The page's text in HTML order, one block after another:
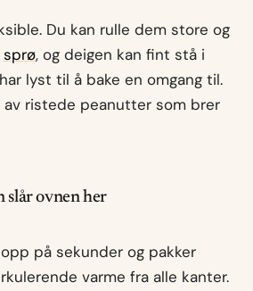
Du kan rulle dem store og
sprø, og deigen kan fint stå i
lyst til å bake en omgang til.
av ristede peanutter som brer
ovnen her
på sekunder og pakker
varme fra alle kanter.